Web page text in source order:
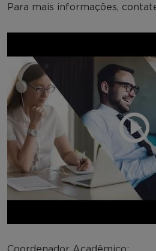
Para mais informações,
Coordenador Acadêmico: